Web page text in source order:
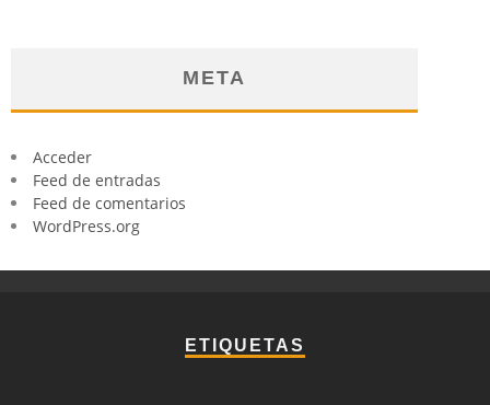
META
Acceder
Feed de entradas
Feed de comentarios
WordPress.org
ETIQUETAS